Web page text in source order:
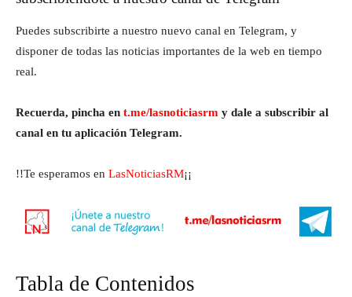
Puedes subscribirte a nuestro nuevo canal en Telegram, y
disponer de todas las noticias importantes de la web en tiempo
real.
Recuerda, pincha en t.me/lasnoticiasrm y dale a subscribir al
canal en tu aplicación Telegram.
!!Te esperamos en LasNoticiasRM¡¡
Tabla de Contenidos